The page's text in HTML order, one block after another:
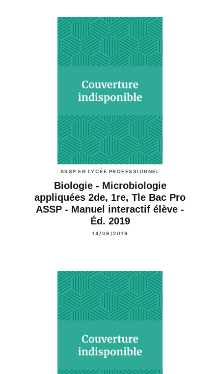
ASSP EN LYCÉE PROFESSIONNEL
Biologie - Microbiologie
appliquées 2de, 1re, Tle Bac Pro
ASSP - Manuel interactif élève -
Éd. 2019
14/06/2019